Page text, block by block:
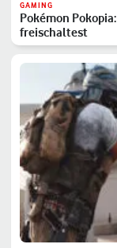
GAMING
Pokémon
freischaltest